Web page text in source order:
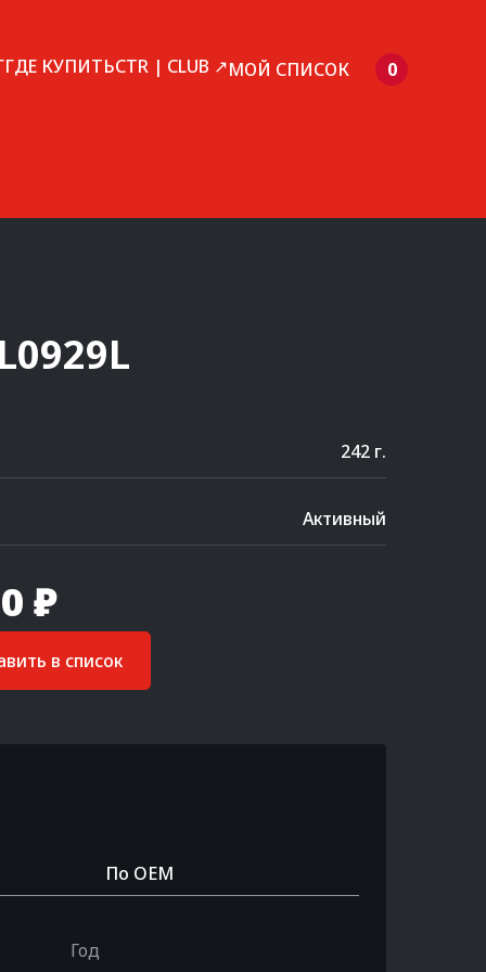
ГДЕ КУПИТЬCTR | CLUB ↗МОЙ СПИСОК 0
242 г.
Активный
₽
в список
По OEM
Год